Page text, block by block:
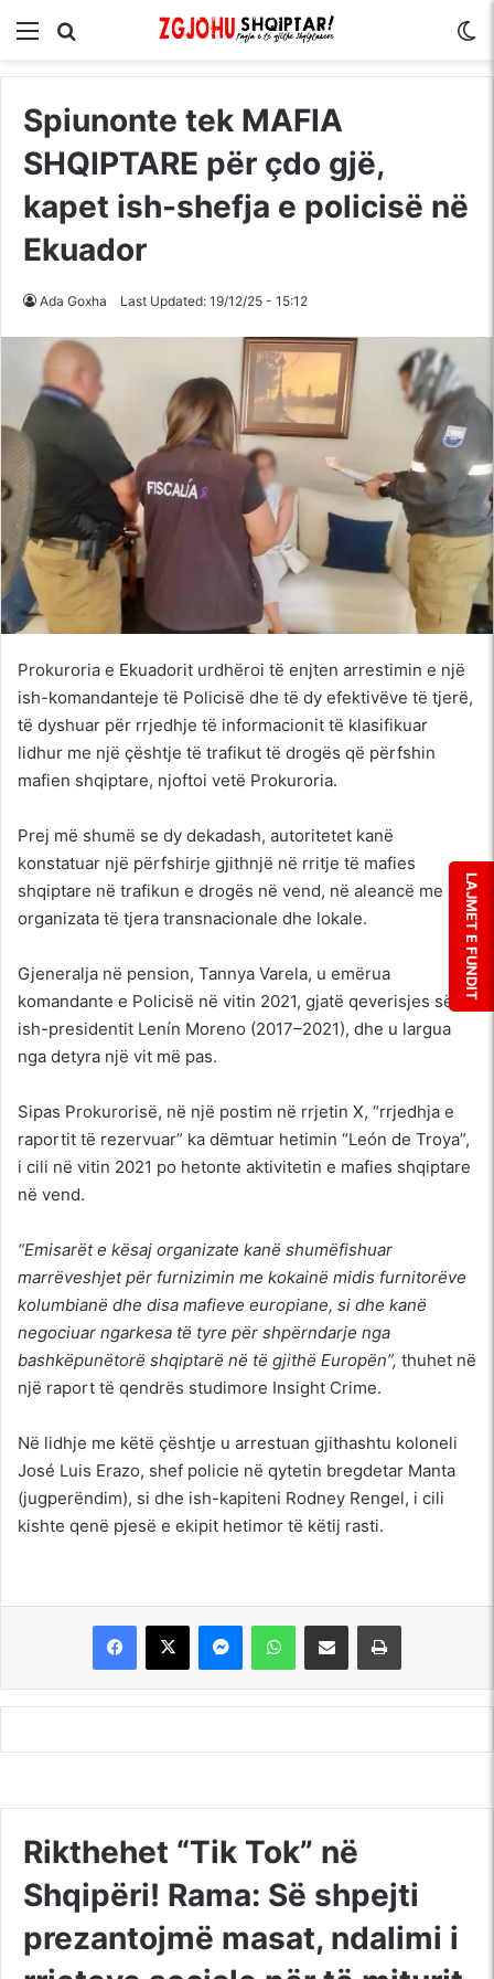
Menu
Spiunonte tek MAFIA
SHQIPTARE për çdo gjë,
kapet ish-shefja e policisë në
Ekuador
Ada Goxha Last Updated: 19/12/25 - 15:12
Prokuroria e Ekuadorit urdhëroi të enjten arrestimin e një
ish-komandanteje të Policisë dhe të dy efektivëve të tjerë,
të dyshuar për rrjedhje të informacionit të klasifikuar
lidhur me një çështje të trafikut të drogës që përfshin
mafien shqiptare, njoftoi vetë Prokuroria.
Prej më shumë se dy dekadash, autoritetet kanë
konstatuar një përfshirje gjithnjë në rritje të mafies
shqiptare në trafikun e drogës në vend, në aleancë me
organizata të tjera transnacionale dhe lokale.
Gjeneralja në pension, Tannya Varela, u emërua
komandante e Policisë në vitin 2021, gjatë qeverisjes së
ish-presidentit Lenín Moreno (2017–2021), dhe u largua
nga detyra një vit më pas.
Sipas Prokurorisë, në një postim në rrjetin X, “rrjedhja e
raportit të rezervuar” ka dëmtuar hetimin “León de Troya”,
i cili në vitin 2021 po hetonte aktivitetin e mafies shqiptare
në vend.
“Emisarët e kësaj organizate kanë shumëfishuar
marrëveshjet për furnizimin me kokainë midis furnitorëve
kolumbianë dhe disa mafieve europiane, si dhe kanë
negociuar ngarkesa të tyre për shpërndarje nga
bashkëpunëtorë shqiptarë në të gjithë Europën”, thuhet në
një raport të qendrës studimore Insight Crime.
Në lidhje me këtë çështje u arrestuan gjithashtu koloneli
José Luis Erazo, shef policie në qytetin bregdetar Manta
(jugperëndim), si dhe ish-kapiteni Rodney Rengel, i cili
kishte qenë pjesë e ekipit hetimor të këtij rasti.
LAJMET E FUNDIT